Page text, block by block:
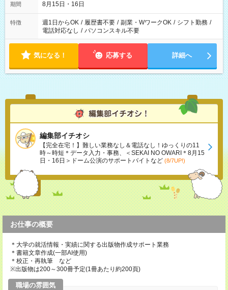
期間 8月15日・16日
特徴 週1日からOK / 履歴書不要 / 副業・WワークOK / シフト勤務 /
電話対応なし / パソコンスキル不要
気になる！ 応募する 詳細へ
編集部イチオシ
【完全在宅！】難しい業務なし＆電話なし！ゆっくりの11
時～時短＊データ入力・事務、＜SEKAI NO OWARI＊8月15
日・16日＞ドーム公演のサポートバイトなど (8/7UP!)
お仕事の概要
＊大学の就活情報・実績に関する出版物作成サポート業務
＊書籍文章作成(一部AI使用)
＊校正・再執筆 など
※出版物は200～300冊予定(1冊あたり約200頁)
職場の雰囲気